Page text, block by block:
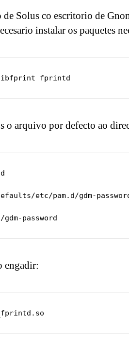
Solus co escritorio de
instalar os paquetes
fprintd
o arquivo por defecto ao
etc/pam.d/gdm-
password
engadir: